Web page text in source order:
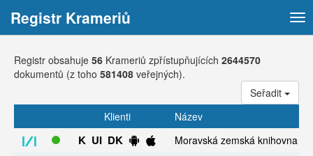
Registr Krameriů
Registr obsahuje 56 Krameriů zpřístupňujících 2644570
dokumentů (z toho 581408 veřejných).
Seřadit
Klienti
Název
K UI DK Moravská zemská knihovna v